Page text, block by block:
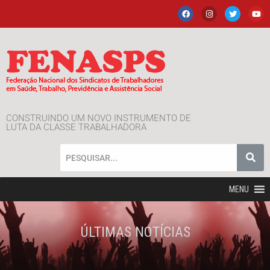
CONSTRUINDO UM NOVO INSTRUMENTO DE
LUTA DA CLASSE TRABALHADORA
MENU
ÚLTIMAS NOTÍCIAS